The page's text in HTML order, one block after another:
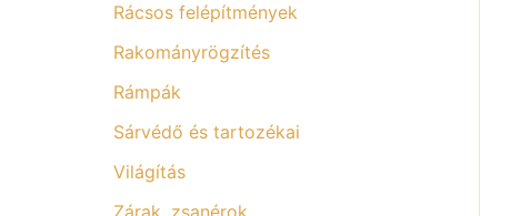
Rácsos felépítmények
Rakományrögzítés
Rámpák
Sárvédő és tartozékai
Világítás
Zárak, zsanérok